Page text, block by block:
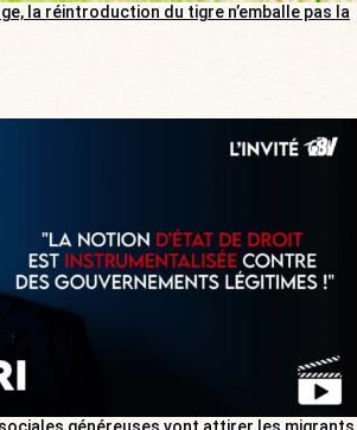
la réintroduction du tigre n’emballe pas la